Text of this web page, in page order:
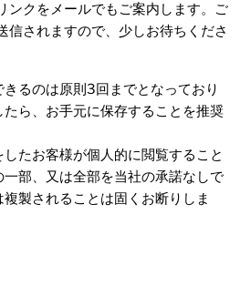
ンクをメールでもご案内します。ご
信されますので、少しお待ちくださ
るのは原則3回までとなっており
ら、お手元に保存することを推奨
たお客様が個人的に閲覧すること
部、又は全部を当社の承諾なしで
製されることは固くお断りしま